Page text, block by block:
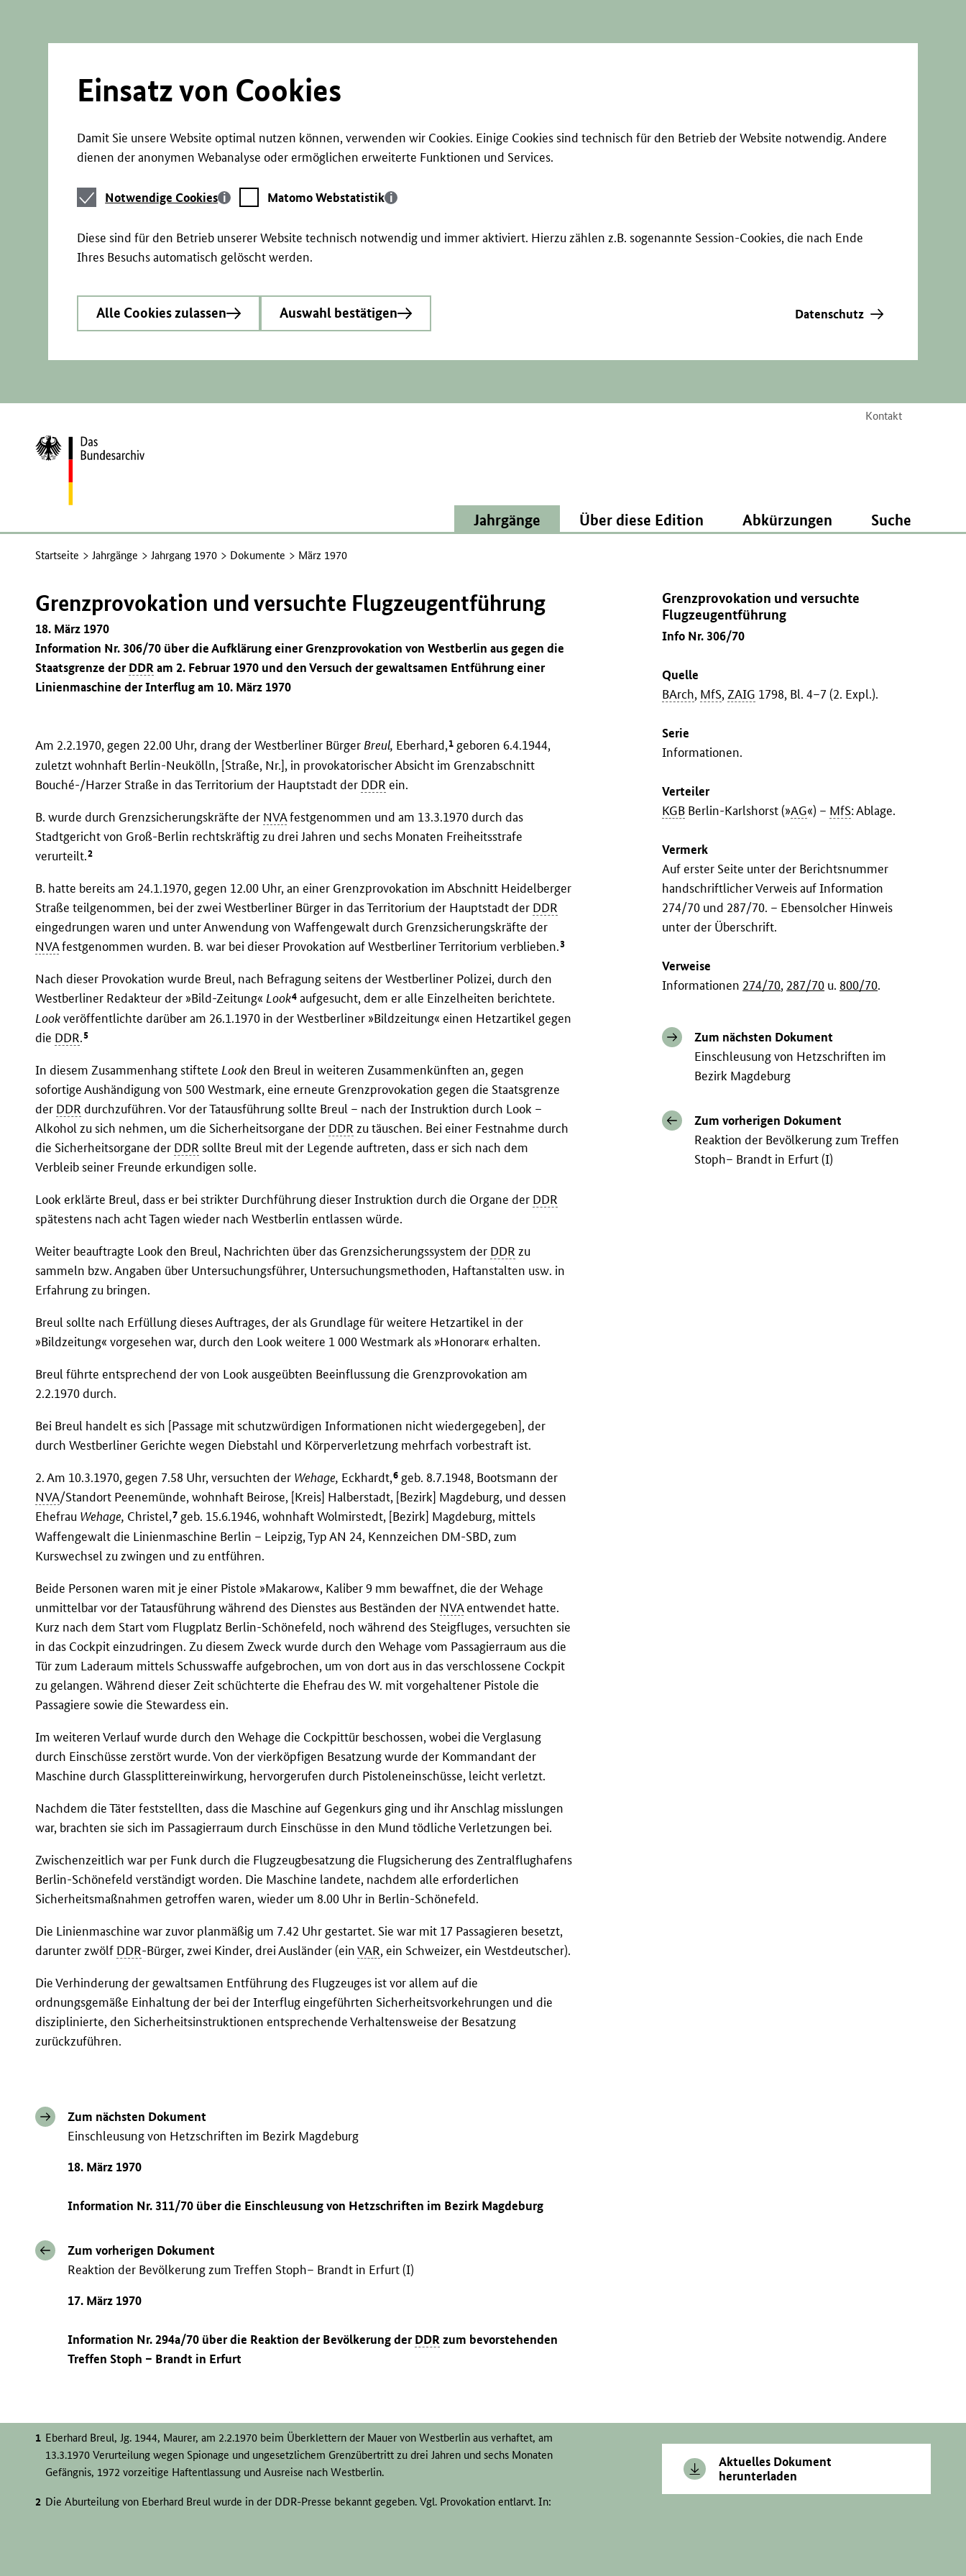
Einsatz von Cookies
Damit Sie unsere Website optimal nutzen können, verwenden wir Cookies. Einige Cookies sind technisch für den Betrieb der Website notwendig. Andere
dienen der anonymen Webanalyse oder ermöglichen erweiterte Funktionen und Services.
Notwendige
Cookies
Notwendige Cookies
Matomo
Webstatistik
Matomo Webstatistik
Diese sind für den Betrieb unserer Website technisch notwendig und immer aktiviert. Hierzu zählen z.B. sogenannte Session-Cookies, die nach Ende
Ihres Besuchs automatisch gelöscht werden.
Alle Cookies zulassen Auswahl bestätigen Datenschutz
Kontakt
Zur
Startseite
Jahrgänge Über diese Edition Abkürzungen Suche
Startseite Jahrgänge Jahrgang 1970 Dokumente März 1970
Grenzprovokation und versuchte
Flugzeugentführung
Info Nr. 306/70
Quelle
BArch, MfS,ZAIG 1798, Bl. 4–7 (2. Expl.).
Serie
Informationen.
Verteiler
KGB Berlin-Karlshorst (»AG«) – MfS: Ablage.
Vermerk
Auf erster Seite unter der Berichtsnummer
handschriftlicher Verweis auf Information
274/70 und 287/70. – Ebensolcher Hinweis
unter der Überschrift.
Verweise
Informationen 274/70, 287/70 u. 800/70.
Zum nächsten Dokument
Einschleusung von Hetzschriften im
Bezirk Magdeburg
Zum vorherigen Dokument
Reaktion der Bevölkerung zum Treffen
Stoph– Brandt in Erfurt (I)
Grenzprovokation und versuchte Flugzeugentführung
18. März 1970
Information Nr. 306/70 über die Aufklärung einer Grenzprovokation von Westberlin aus gegen die
Staatsgrenze derDDRam 2. Februar 1970 und den Versuch der gewaltsamen Entführung einer
Linienmaschine der Interflug am 10. März 1970
Am 2.2.1970, gegen 22.00 Uhr, drang der Westberliner Bürger Breul, Eberhard,1 geboren 6.4.1944,
zuletzt wohnhaft Berlin-Neukölln, [Straße, Nr.], in provokatorischer Absicht im Grenzabschnitt
Bouché-/Harzer Straße in das Territorium der Hauptstadt der DDR ein.
B. wurde durch Grenzsicherungskräfte der NVAfestgenommen und am 13.3.1970 durch das
Stadtgericht von Groß-Berlin rechtskräftig zu drei Jahren und sechs Monaten Freiheitsstrafe
verurteilt.2
B. hatte bereits am 24.1.1970, gegen 12.00 Uhr, an einer Grenzprovokation im Abschnitt Heidelberger
Straße teilgenommen, bei der zwei Westberliner Bürger in das Territorium der Hauptstadt der DDR
eingedrungen waren und unter Anwendung von Waffengewalt durch Grenzsicherungskräfte der
NVAfestgenommen wurden. B. war bei dieser Provokation auf Westberliner Territorium verblieben.3
Nach dieser Provokation wurde Breul, nach Befragung seitens der Westberliner Polizei, durch den
Westberliner Redakteur der »Bild-Zeitung« Look4 aufgesucht, dem er alle Einzelheiten berichtete.
Lookveröffentlichte darüber am 26.1.1970 in der Westberliner »Bildzeitung« einen Hetzartikel gegen
die DDR.5
In diesem Zusammenhang stiftete Lookden Breul in weiteren Zusammenkünften an, gegen
sofortige Aushändigung von 500 Westmark, eine erneute Grenzprovokation gegen die Staatsgrenze
der DDR durchzuführen. Vor der Tatausführung sollte Breul – nach der Instruktion durch Look –
Alkohol zu sich nehmen, um die Sicherheitsorgane der DDR zu täuschen. Bei einer Festnahme durch
die Sicherheitsorgane der DDR sollte Breul mit der Legende auftreten, dass er sich nach dem
Verbleib seiner Freunde erkundigen solle.
Look erklärte Breul, dass er bei strikter Durchführung dieser Instruktion durch die Organe der DDR
spätestens nach acht Tagen wieder nach Westberlin entlassen würde.
Weiter beauftragte Look den Breul, Nachrichten über das Grenzsicherungssystem der DDR zu
sammeln bzw. Angaben über Untersuchungsführer, Untersuchungsmethoden, Haftanstalten usw. in
Erfahrung zu bringen.
Breul sollte nach Erfüllung dieses Auftrages, der als Grundlage für weitere Hetzartikel in der
»Bildzeitung« vorgesehen war, durch den Look weitere 1 000 Westmark als »Honorar« erhalten.
Breul führte entsprechend der von Look ausgeübten Beeinflussung die Grenzprovokation am
2.2.1970 durch.
Bei Breul handelt es sich [Passage mit schutzwürdigen Informationen nicht wiedergegeben], der
durch Westberliner Gerichte wegen Diebstahl und Körperverletzung mehrfach vorbestraft ist.
2. Am 10.3.1970, gegen 7.58 Uhr, versuchten der Wehage, Eckhardt,6 geb. 8.7.1948, Bootsmann der
NVA/Standort Peenemünde, wohnhaft Beirose, [Kreis] Halberstadt, [Bezirk] Magdeburg, und dessen
Ehefrau Wehage, Christel,7 geb. 15.6.1946, wohnhaft Wolmirstedt, [Bezirk] Magdeburg, mittels
Waffengewalt die Linienmaschine Berlin – Leipzig, Typ AN 24, Kennzeichen DM-SBD, zum
Kurswechsel zu zwingen und zu entführen.
Beide Personen waren mit je einer Pistole »Makarow«, Kaliber 9 mm bewaffnet, die der Wehage
unmittelbar vor der Tatausführung während des Dienstes aus Beständen der NVAentwendet hatte.
Kurz nach dem Start vom Flugplatz Berlin-Schönefeld, noch während des Steigfluges, versuchten sie
in das Cockpit einzudringen. Zu diesem Zweck wurde durch den Wehage vom Passagierraum aus die
Tür zum Laderaum mittels Schusswaffe aufgebrochen, um von dort aus in das verschlossene Cockpit
zu gelangen. Während dieser Zeit schüchterte die Ehefrau des W. mit vorgehaltener Pistole die
Passagiere sowie die Stewardess ein.
Im weiteren Verlauf wurde durch den Wehage die Cockpittür beschossen, wobei die Verglasung
durch Einschüsse zerstört wurde. Von der vierköpfigen Besatzung wurde der Kommandant der
Maschine durch Glassplittereinwirkung, hervorgerufen durch Pistoleneinschüsse, leicht verletzt.
Nachdem die Täter feststellten, dass die Maschine auf Gegenkurs ging und ihr Anschlag misslungen
war, brachten sie sich im Passagierraum durch Einschüsse in den Mund tödliche Verletzungen bei.
Zwischenzeitlich war per Funk durch die Flugzeugbesatzung die Flugsicherung des Zentralflughafens
Berlin-Schönefeld verständigt worden. Die Maschine landete, nachdem alle erforderlichen
Sicherheitsmaßnahmen getroffen waren, wieder um 8.00 Uhr in Berlin-Schönefeld.
Die Linienmaschine war zuvor planmäßig um 7.42 Uhr gestartet. Sie war mit 17 Passagieren besetzt,
darunter zwölf DDR-Bürger, zwei Kinder, drei Ausländer (einVAR, ein Schweizer, ein Westdeutscher).
Die Verhinderung der gewaltsamen Entführung des Flugzeuges ist vor allem auf die
ordnungsgemäße Einhaltung der bei der Interflug eingeführten Sicherheitsvorkehrungen und die
disziplinierte, den Sicherheitsinstruktionen entsprechende Verhaltensweise der Besatzung
zurückzuführen.
Zum nächsten Dokument
Einschleusung von Hetzschriften im Bezirk Magdeburg
18. März 1970
Information Nr. 311/70 über die Einschleusung von Hetzschriften im Bezirk Magdeburg
Zum vorherigen Dokument
Reaktion der Bevölkerung zum Treffen Stoph– Brandt in Erfurt (I)
17. März 1970
Information Nr. 294a/70 über die Reaktion der Bevölkerung derDDR zum bevorstehenden
Treffen Stoph – Brandt in Erfurt
Eberhard Breul, Jg. 1944, Maurer, am 2.2.1970 beim Überklettern der Mauer von Westberlin aus verhaftet, am
13.3.1970 Verurteilung wegen Spionage und ungesetzlichem Grenzübertritt zu drei Jahren und sechs Monaten
Gefängnis, 1972 vorzeitige Haftentlassung und Ausreise nach Westberlin.
Die Aburteilung von Eberhard Breul wurde in der DDR-Presse bekannt gegeben. Vgl. Provokation entlarvt. In:
Aktuelles Dokument
herunterladen